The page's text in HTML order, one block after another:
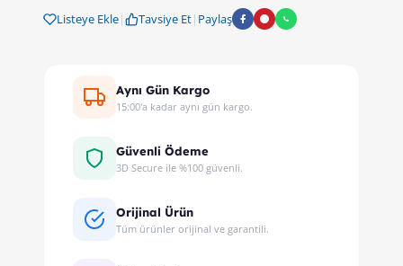
Listeye Ekle| Tavsiye Et| Paylaş
Aynı Gün Kargo
15:00'a kadar aynı gün kargo.
Güvenli Ödeme
3D Secure ile %100 güvenli.
Orijinal Ürün
Tüm ürünler orijinal ve garantili.